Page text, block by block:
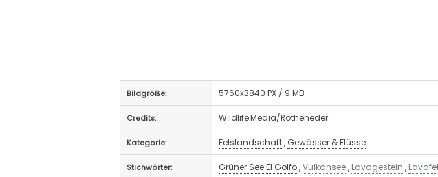
Bildgröße: 5760x3840 PX / 9 MB
Credits: Wildlife.Media/Rotheneder
Kategorie: Felslandschaft, Gewässer & Flüsse
Stichwörter: Grüner See El Golfo,Vulkansee, Lavagestein ,